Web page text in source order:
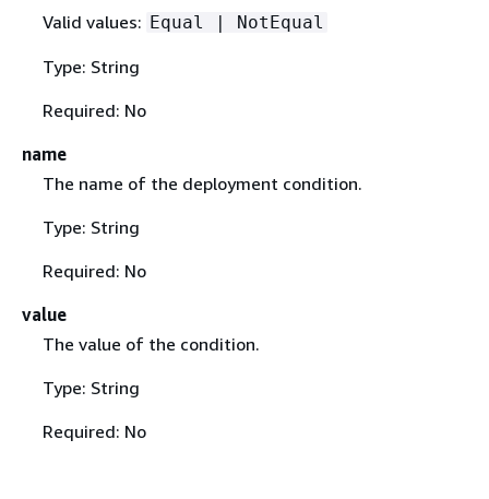
Valid values: Equal | NotEqual
Type: String
Required: No
name
The name of the deployment condition.
Type: String
Required: No
value
The value of the condition.
Type: String
Required: No